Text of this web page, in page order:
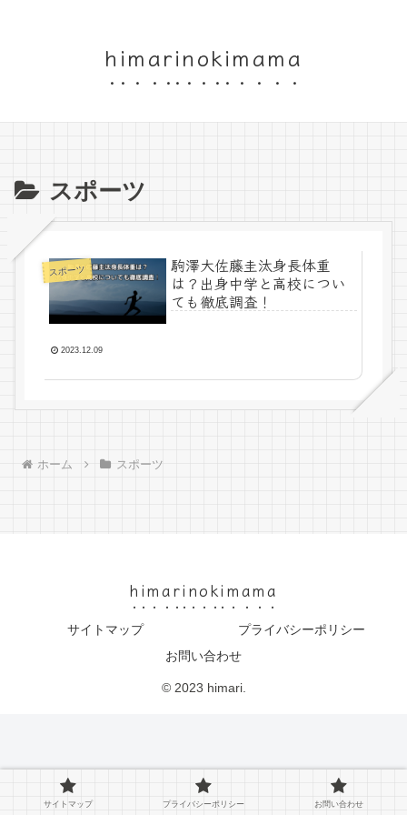
himarinokimama
スポーツ
スポーツ
駒澤大佐藤圭汰身長体重
は？出身中学と高校につい
ても徹底調査！
2023.12.09
ホーム スポーツ
himarinokimama
サイトマップ
プライバシーポリシー
お問い合わせ
© 2023 himari.
サイトマップ プライバシーポリシー お問い合わせ